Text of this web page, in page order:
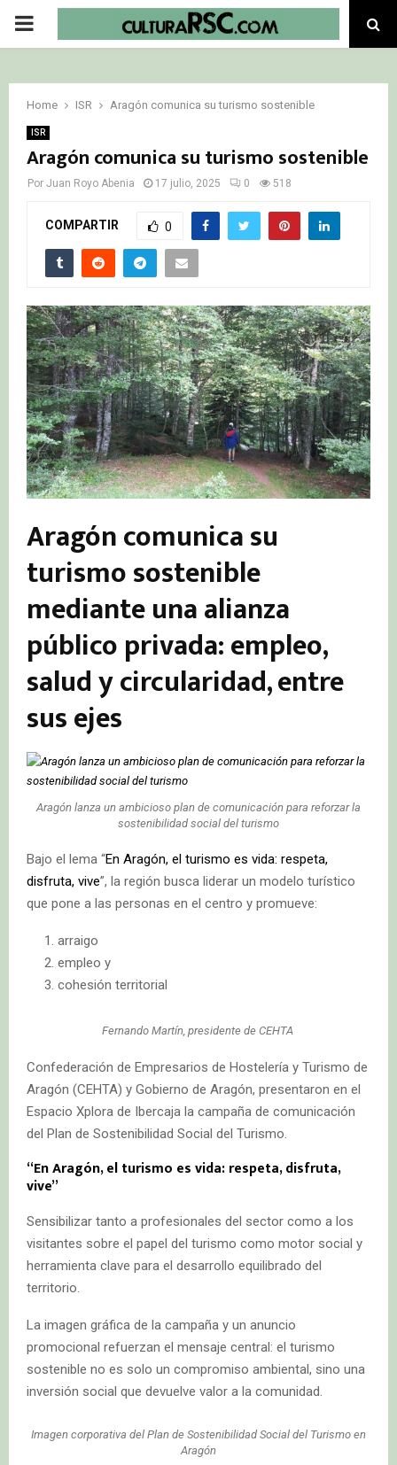
PRIMARY
Home ISR Aragón comunica su turismo sostenible
ISR
Aragón comunica su turismo sostenible
Por Juan Royo Abenia 17 julio, 2025 0 518
COMPARTIR 0
Aragón comunica su
turismo sostenible
mediante una alianza
público privada: empleo,
salud y circularidad, entre
sus ejes
Aragón lanza un ambicioso plan de comunicación para reforzar la
sostenibilidad social del turismo
Bajo el lema “En Aragón, el turismo es vida: respeta,
disfruta, vive”, la región busca liderar un modelo turístico
que pone a las personas en el centro y promueve:
arraigo
empleo y
cohesión territorial
Fernando Martín, presidente de CEHTA
Confederación de Empresarios de Hostelería y Turismo de
Aragón (CEHTA) y Gobierno de Aragón, presentaron en el
Espacio Xplora de Ibercaja la campaña de comunicación
del Plan de Sostenibilidad Social del Turismo.
“En Aragón, el turismo es vida: respeta, disfruta,
vive”
Sensibilizar tanto a profesionales del sector como a los
visitantes sobre el papel del turismo como motor social y
herramienta clave para el desarrollo equilibrado del
territorio.
La imagen gráfica de la campaña y un anuncio
promocional refuerzan el mensaje central: el turismo
sostenible no es solo un compromiso ambiental, sino una
inversión social que devuelve valor a la comunidad.
Imagen corporativa del Plan de Sostenibilidad Social del Turismo en
Aragón